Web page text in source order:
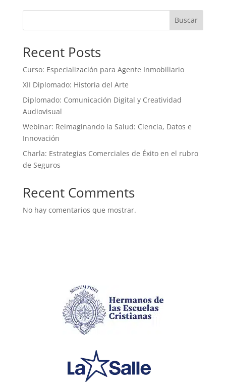
Buscar
Recent Posts
Curso: Especialización para Agente Inmobiliario
XII Diplomado: Historia del Arte
Diplomado: Comunicación Digital y Creatividad
Audiovisual
Webinar: Reimaginando la Salud: Ciencia, Datos e
Innovación
Charla: Estrategias Comerciales de Éxito en el rubro
de Seguros
Recent Comments
No hay comentarios que mostrar.